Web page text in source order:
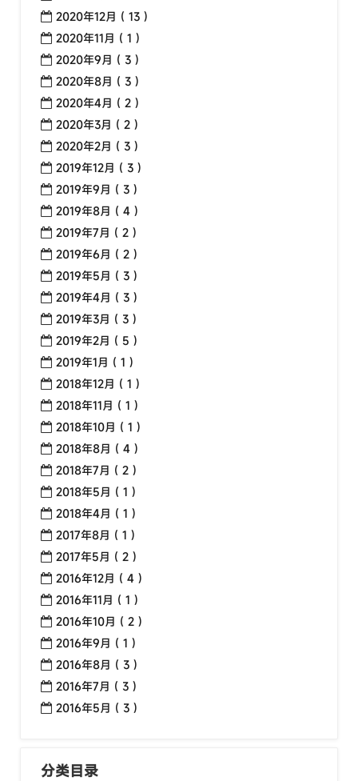
2020年12月 ( 13 )
2020年11月 ( 1 )
2020年9月 ( 3 )
2020年8月 ( 3 )
2020年4月 ( 2 )
2020年3月 ( 2 )
2020年2月 ( 3 )
2019年12月 ( 3 )
2019年9月 ( 3 )
2019年8月 ( 4 )
2019年7月 ( 2 )
2019年6月 ( 2 )
2019年5月 ( 3 )
2019年4月 ( 3 )
2019年3月 ( 3 )
2019年2月 ( 5 )
2019年1月 ( 1 )
2018年12月 ( 1 )
2018年11月 ( 1 )
2018年10月 ( 1 )
2018年8月 ( 4 )
2018年7月 ( 2 )
2018年5月 ( 1 )
2018年4月 ( 1 )
2017年8月 ( 1 )
2017年5月 ( 2 )
2016年12月 ( 4 )
2016年11月 ( 1 )
2016年10月 ( 2 )
2016年9月 ( 1 )
2016年8月 ( 3 )
2016年7月 ( 3 )
2016年5月 ( 3 )
分类目录